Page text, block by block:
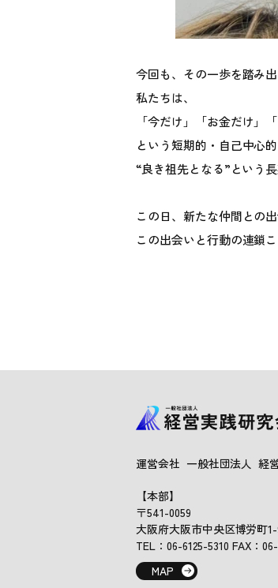
今回も、その一歩を踏み
私たちは、
「今だけ」「お金だけ」
という短期的・自己中心的
“良き祖先となる”という
この日、新たな仲間との
この出会いと行動の連鎖
運営会社 一般社団法人 経
【本部】
〒541-0059
大阪府大阪市中央区博労町
TEL：06-6125-5310 FAX：
MAP